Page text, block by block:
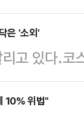
란의 유조
공격을 받
협상에 근
가능성을
피의 추세
회 등으로
소에 따르
에 장을
은 '소외'
고 있다.
면, 코스닥
.8일 한국
10% 위법"